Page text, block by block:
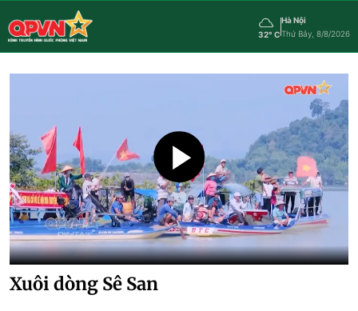
32° C
Hà Nội
Thứ Bảy, 8/8/2026
Xuôi dòng Sê San